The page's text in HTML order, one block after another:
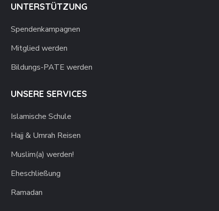
UNTERSTÜTZUNG
Spendenkampagnen
Mitglied werden
Bildungs-PATE werden
UNSERE SERVICES
Islamische Schule
Hajj & Umrah Reisen
Muslim(a) werden!
Eheschließung
Ramadan